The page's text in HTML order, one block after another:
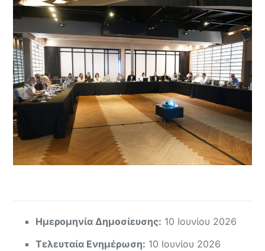
Ημερομηνία Δημοσίευσης: 10 Ιουνίου 2026
Τελευταία Ενημέρωση: 10 Ιουνίου 2026